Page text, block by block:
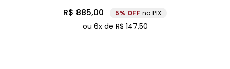
R$ 885,00 5% no PIX
ou 6x de R$ 147,50